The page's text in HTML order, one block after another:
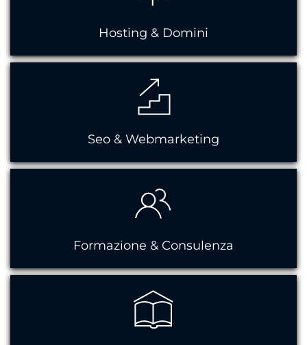
Hosting & Domini
Seo & Webmarketing
Formazione & Consulenza